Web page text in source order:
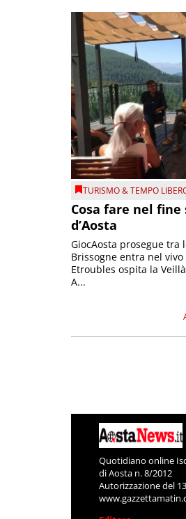
TURISMO & TEMPO
Cosa fare nel
d’Aosta
GiocAosta prosegue tra
Brissogne entra nel vivo
Etroubles ospita la
A...
Quotidiano online
di Aosta n. 8/2012
Autorizzazione del